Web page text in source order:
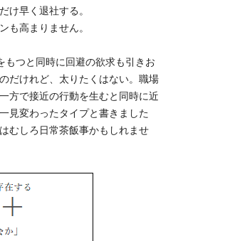
け早く退社する。
も高まりません。
つと同時に回避の欲求も引きお
だけれど、太りたくはない。職場
方で接近の行動を生むと同時に近
見変わったタイプと書きました
むしろ日常茶飯事かもしれませ